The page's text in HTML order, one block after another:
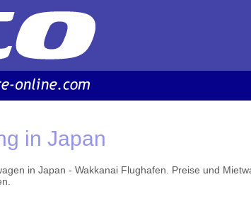
in Japan
in Japan - Wakkanai Flughafen. Preise und